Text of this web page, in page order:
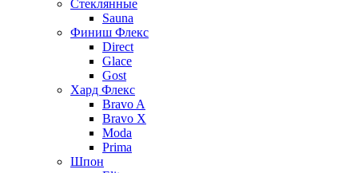
Стеклянные
Sauna
Финиш Флекс
Direct
Glace
Gost
Хард Флекс
Bravo A
Bravo X
Moda
Prima
Шпон